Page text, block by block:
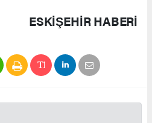
ESKIŞEHIR HABERİ